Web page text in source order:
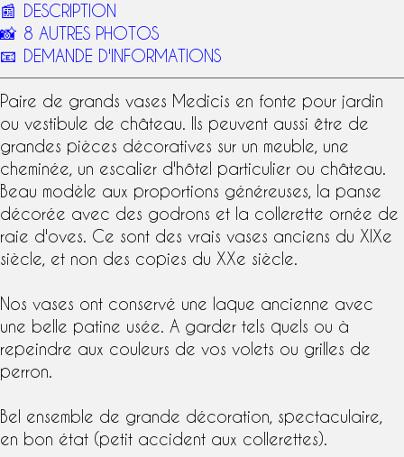
📰 DESCRIPTION
📸 8 AUTRES PHOTOS
📧 DEMANDE D'INFORMATIONS
Paire de grands vases Medicis en fonte pour jardin
ou vestibule de château. Ils peuvent aussi être de
grandes pièces décoratives sur un meuble, une
cheminée, un escalier d'hôtel particulier ou château.
Beau modèle aux proportions généreuses, la panse
décorée avec des godrons et la collerette ornée de
raie d'oves. Ce sont des vrais vases anciens du XIXe
siècle, et non des copies du XXe siècle.
Nos vases ont conservé une laque ancienne avec
une belle patine usée. A garder tels quels ou à
repeindre aux couleurs de vos volets ou grilles de
perron.
Bel ensemble de grande décoration, spectaculaire,
en bon état (petit accident aux collerettes).